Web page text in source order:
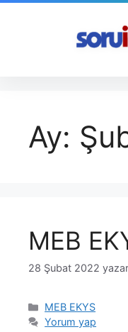
Ay:
MEB
28 Şubat 2022 yazar
Kategoriler
MEB EKYS
Yorum yap